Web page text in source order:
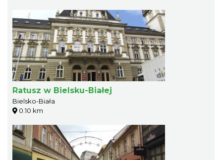
Ratusz w Bielsku-Białej
Bielsko-Biała
0.10 km